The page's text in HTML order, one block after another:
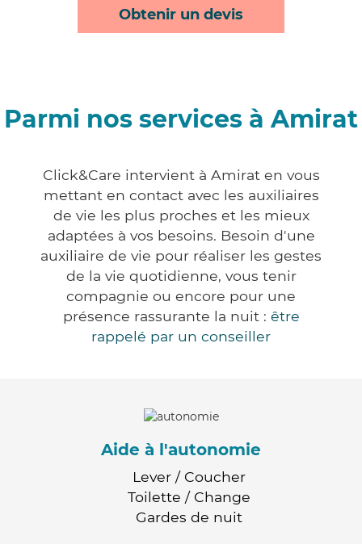
Obtenir un devis
Parmi nos services à Amirat
Click&Care intervient à Amirat en vous
mettant en contact avec les auxiliaires
de vie les plus proches et les mieux
adaptées à vos besoins. Besoin d'une
auxiliaire de vie pour réaliser les gestes
de la vie quotidienne, vous tenir
compagnie ou encore pour une
présence rassurante la nuit : être
rappelé par un conseiller
Aide à l'autonomie
Lever / Coucher
Toilette / Change
Gardes de nuit